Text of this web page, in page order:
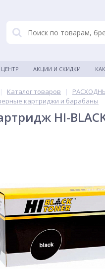
АКЦИИ И СКИДКИ
| Каталог товаров |
картриджи и барабаны
HI-